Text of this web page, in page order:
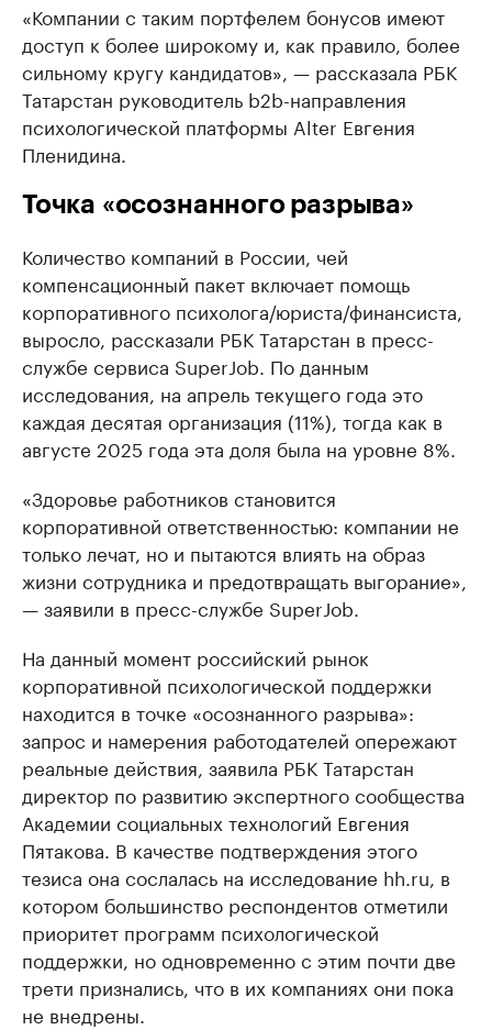
«Компании с таким портфелем бонусов имеют
доступ к более широкому и, как правило, более
сильному кругу кандидатов», — рассказала РБК
Татарстан руководитель b2b-направления
психологической платформы Alter Евгения
Пленидина.
Точка «осознанного разрыва»
Количество компаний в России, чей
компенсационный пакет включает помощь
корпоративного психолога/юриста/финансиста,
выросло, рассказали РБК Татарстан в пресс-
службе сервиса SuperJob. По данным
исследования, на апрель текущего года это
каждая десятая организация (11%), тогда как в
августе 2025 года эта доля была на уровне 8%.
«Здоровье работников становится
корпоративной ответственностью: компании не
только лечат, но и пытаются влиять на образ
жизни сотрудника и предотвращать выгорание»,
— заявили в пресс-службе SuperJob.
На данный момент российский рынок
корпоративной психологической поддержки
находится в точке «осознанного разрыва»:
запрос и намерения работодателей опережают
реальные действия, заявила РБК Татарстан
директор по развитию экспертного сообщества
Академии социальных технологий Евгения
Пятакова. В качестве подтверждения этого
тезиса она сослалась на исследование hh.ru, в
котором большинство респондентов отметили
приоритет программ психологической
поддержки, но одновременно с этим почти две
трети признались, что в их компаниях они пока
не внедрены.